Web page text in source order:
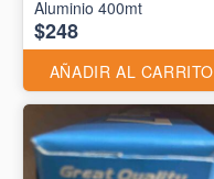
Aluminio 400mt
$248
AÑADIR AL CARRITO